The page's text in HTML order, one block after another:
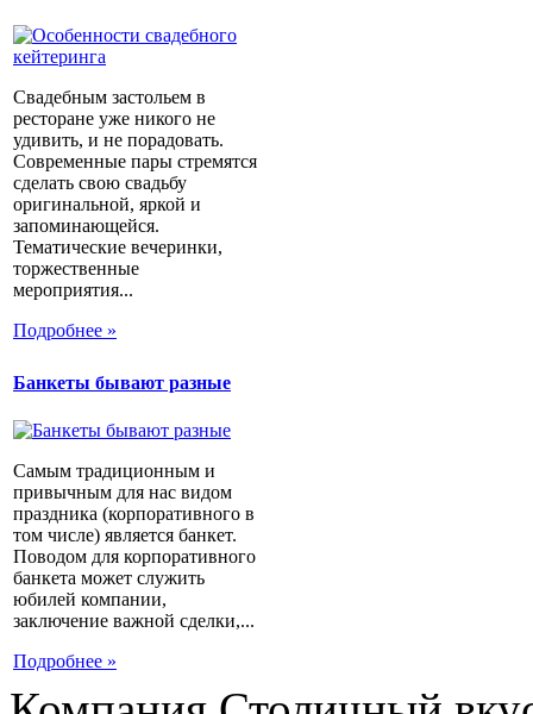
Свадебным застольем в
ресторане уже никого не
удивить, и не порадовать.
Современные пары стремятся
сделать свою свадьбу
оригинальной, яркой и
запоминающейся.
Тематические вечеринки,
торжественные
мероприятия...
Подробнее »
Банкеты бывают разные
Самым традиционным и
привычным для нас видом
праздника (корпоративного в
том числе) является банкет.
Поводом для корпоративного
банкета может служить
юбилей компании,
заключение важной сделки,...
Подробнее »